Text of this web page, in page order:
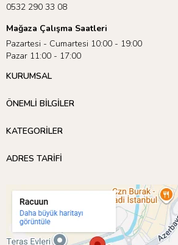
Meri Meri’nin sunduğu geniş ürün
0532 290 33 08
Mağaza Çalışma Saatleri
Pazartesi - Cumartesi 10:00 - 19:00
Pazar 11:00 - 17:00
KURUMSAL
ÖNEMLİ BİLGİLER
KATEGORİLER
ADRES TARİFİ